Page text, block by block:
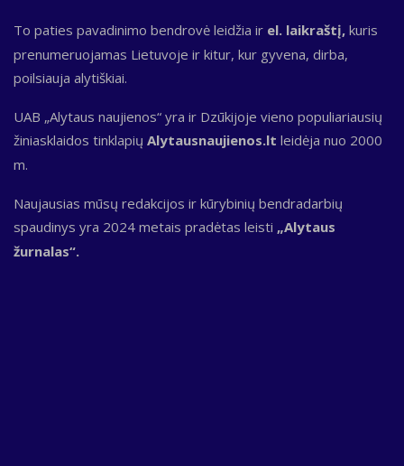
To paties pavadinimo bendrovė leidžia ir el. laikraštį, kuris
prenumeruojamas Lietuvoje ir kitur, kur gyvena, dirba,
poilsiauja alytiškiai.
UAB „Alytaus naujienos“ yra ir Dzūkijoje vieno populiariausių
žiniasklaidos tinklapių Alytausnaujienos.lt leidėja nuo 2000
m.
Naujausias mūsų redakcijos ir kūrybinių bendradarbių
spaudinys yra 2024 metais pradėtas leisti „Alytaus
žurnalas“.